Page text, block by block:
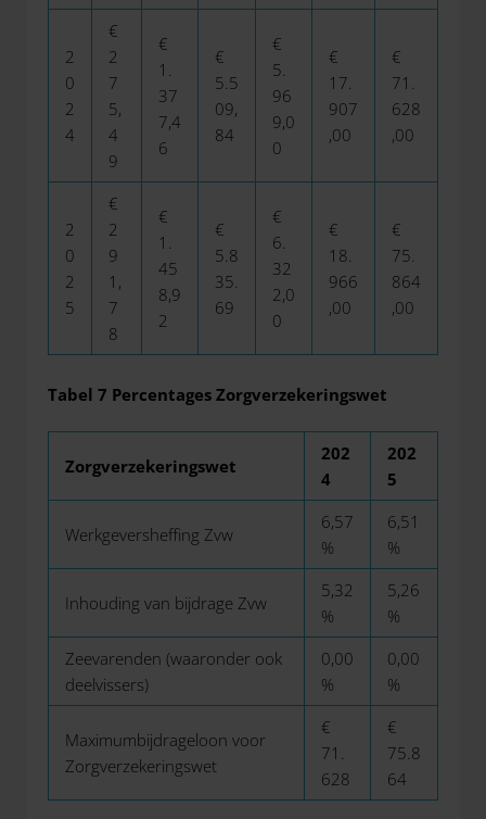
2
0
2
4
€
2
7
5,
4
9
€
1.
37
7,4
6
€
5.5
09,
84
€
5.
96
9,0
0
€
17.
907
,00
€
71.
628
,00
2
0
2
5
€
2
9
1,
7
8
€
1.
45
8,9
2
€
5.8
35.
69
€
6.
32
2,0
0
€
18.
966
,00
€
75.
864
,00
Tabel 7 Percentages Zorgverzekeringswet
Zorgverzekeringswet
202
4
202
5
Werkgeversheffing Zvw
6,57
%
6,51
%
Inhouding van bijdrage Zvw
5,32
%
5,26
%
Zeevarenden (waaronder ook
deelvissers)
0,00
%
0,00
%
Maximumbijdrageloon voor
Zorgverzekeringswet
€
71.
628
€
75.8
64